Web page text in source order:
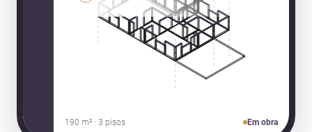
190 m² · 3 pisos Em obra